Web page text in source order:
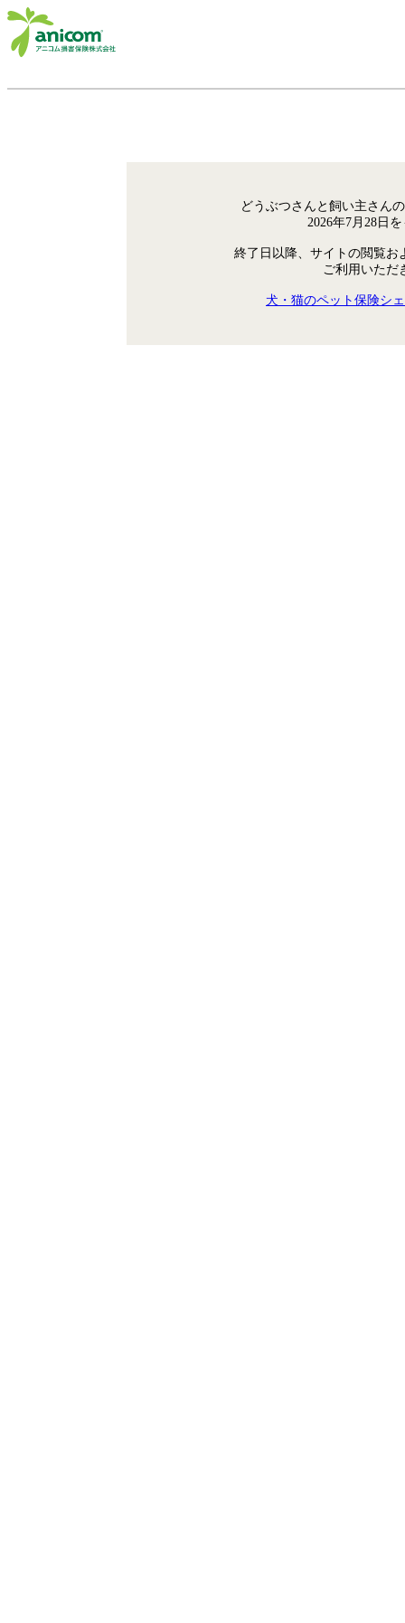
どうぶつさんと飼い主さん
2026年7月28日
終了日以降、サイトの閲覧お
ご利用いただ
犬・猫のペット保険シ